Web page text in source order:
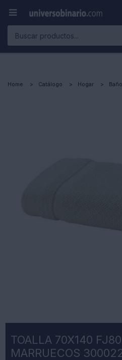

Home Catálogo Hogar Baño
TOALLA 70X140
MARRUECOS